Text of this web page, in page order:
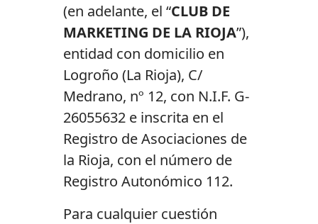
(en adelante, el “CLUB DE
MARKETING DE LA RIOJA”),
entidad con domicilio en
Logroño (La Rioja), C/
Medrano, nº 12, con N.I.F. G-
26055632 e inscrita en el
Registro de Asociaciones de
la Rioja, con el número de
Registro Autonómico 112.
Para cualquier cuestión